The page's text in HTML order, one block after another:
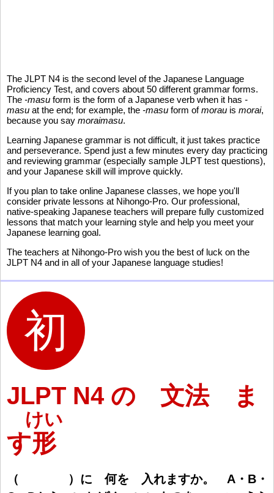
The JLPT N4 is the second level of the Japanese Language
Proficiency Test, and covers about 50 different grammar forms.
The -masu form is the form of a Japanese verb when it has -
masu at the end; for example, the -masu form ofmorau is morai,
because you say moraimasu.
Learning Japanese grammar is not difficult, it just takes practice
and perseverance. Spend just a few minutes every day practicing
and reviewing grammar (especially sample JLPT test questions),
and your Japanese skill will improve quickly.
If you plan to take online Japanese classes, we hope you'll
consider private lessons at Nihongo-Pro. Our professional,
native-speaking Japanese teachers will prepare fully customized
lessons that match your learning style and help you meet your
Japanese learning goal.
The teachers at Nihongo-Pro wish you the best of luck on the
JLPT N4 and in all of your Japanese language studies!
JLPT N4 の 文法 ま
す形
けい
（ ） に何を 入れますか。 A・B・